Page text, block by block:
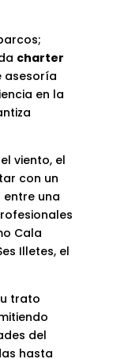
charter
asesoría
en la
viento, el
con un
una
Cala
Illetes, el
trato
del
hasta